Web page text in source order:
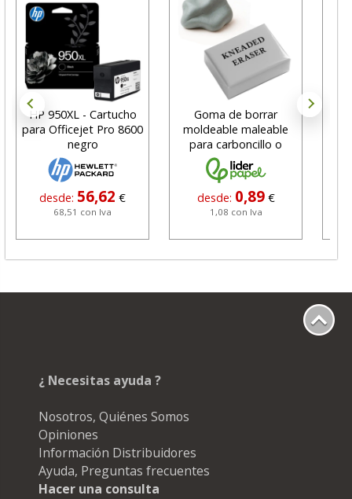
HP 950XL - Cartucho
para Officejet Pro 8600
negro
desde: 56,62 €
68,51 con Iva
Goma de borrar
moldeable maleable
para carboncillo o
grafito
desde: 0,89 €
1,08 con Iva
¿ Necesitas ayuda ?
Nosotros, Quiénes Somos
Opiniones
Información Distribuidores
Ayuda, Preguntas frecuentes
Hacer una consulta